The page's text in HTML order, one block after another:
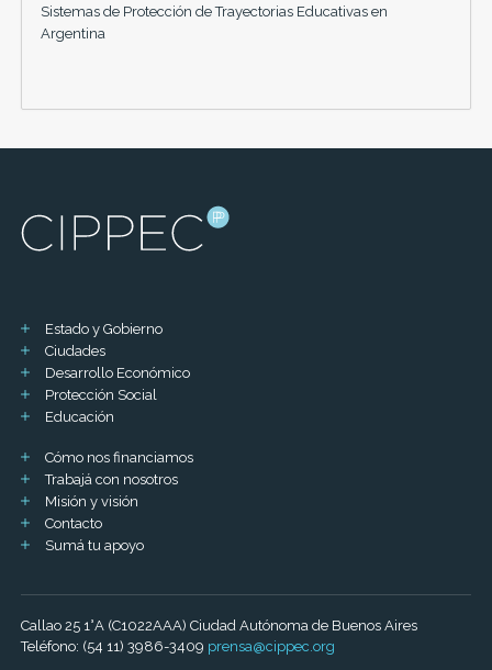
Sistemas de Protección de Trayectorias Educativas en
Argentina
Estado y Gobierno
Ciudades
Desarrollo Económico
Protección Social
Educación
Cómo nos financiamos
Trabajá con nosotros
Misión y visión
Contacto
Sumá tu apoyo
Callao 25 1°A (C1022AAA) Ciudad Autónoma de Buenos Aires
Teléfono: (54 11) 3986-3409 prensa@cippec.org